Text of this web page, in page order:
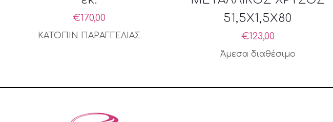
€170,00
ΚΑΤΟΠΙΝ ΠΑΡΑΓΓΕΛΙΑΣ
51,5X1,5X80
€123,00
Άμεσα διαθέσιμο